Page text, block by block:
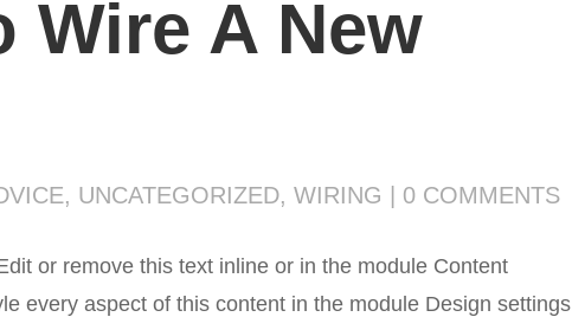
Wire A New
, UNCATEGORIZED,WIRING 0 COMMENTS
or remove this text inline or in the module Content
every aspect of this content in the module Design settings